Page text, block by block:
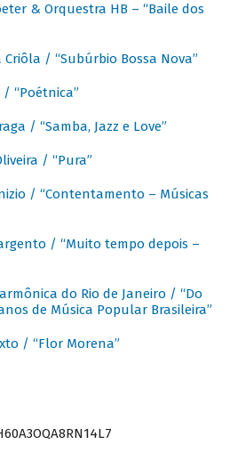
& Orquestra HB – “Baile dos
/ “Subúrbio Bossa Nova”
/ “Poétnica”
/ “Samba, Jazz e Love”
/ “Pura”
/ “Contentamento – Músicas
/ “Muito tempo depois –
do Rio de Janeiro / “Do
de Música Popular Brasileira”
/ “Flor Morena”